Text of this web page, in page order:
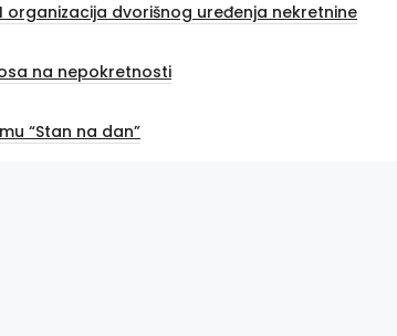
organizacija dvorišnog uređenja nekretnine
na nepokretnosti
“Stan na dan”